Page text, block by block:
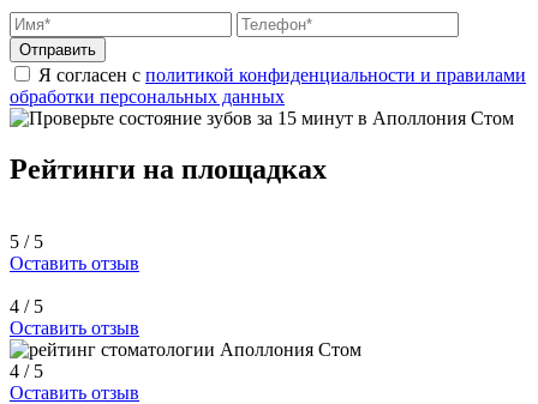
Отправить
Я согласен с политикой конфиденциальности и правилами
обработки персональных данных
Рейтинги на площадках
5 / 5
Оставить отзыв
4 / 5
Оставить отзыв
4 / 5
Оставить отзыв